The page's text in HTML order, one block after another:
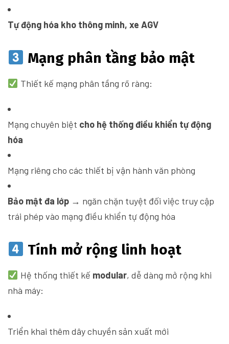
Tự động hóa kho thông minh, xe AGV
Mạng phân tầng bảo mật
Thiết kế mạng phân tầng rõ ràng:
Mạng chuyên biệt cho hệ thống điều khiển tự động
hóa
Mạng riêng cho các thiết bị vận hành văn phòng
Bảo mật đa lớp → ngăn chặn tuyệt đối việc truy cập
trái phép vào mạng điều khiển tự động hóa
Tính mở rộng linh hoạt
Hệ thống thiết kế modular, dễ dàng mở rộng khi
nhà máy:
Triển khai thêm dây chuyền sản xuất mới